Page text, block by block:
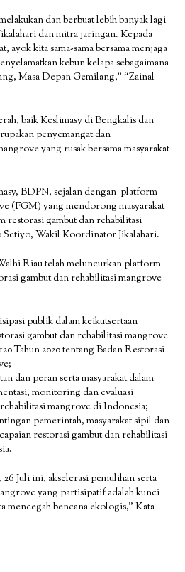
dan berbuat lebih banyak lagi
dan mitra jaringan. Kepada
ayok kita sama-sama bersama menjaga
kebun kelapa sebagaimana
Masa Depan Gemilang,” “Zainal
baik Keslimasy di Bengkalis dan
penyemangat dan
yang rusak bersama masyarakat
BDPN, sejalan dengan platform
(FGM) yang mendorong masyarakat
restorasi gambut dan rehabilitasi
Wakil Koordinator Jikalahari.
Riau telah meluncurkan platform
gambut dan rehabilitasi mangrove
publik dalam keikutsertaan
gambut dan rehabilitasi mangrove
Tahun 2020 tentang Badan Restorasi
dan peran serta masyarakat dalam
monitoring dan evaluasi
mangrove di Indonesia;
pemerintah, masyarakat sipil dan
restorasi gambut dan rehabilitasi
Juli ini, akselerasi pemulihan serta
yang partisipatif adalah kunci
mencegah bencana ekologis,” Kata